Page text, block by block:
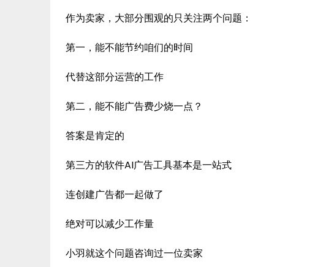
作为卖家，大部分围观的只关注两个问题：
第一，能不能节约咱们的时间
代替这部分运营的工作
第二，能不能广告费少烧一点？
答案是肯定的
第三方的软件AI广告工具基本是一站式
连创建广告都一起做了
绝对可以减少工作量
小羽就这个问题咨询过一位卖家